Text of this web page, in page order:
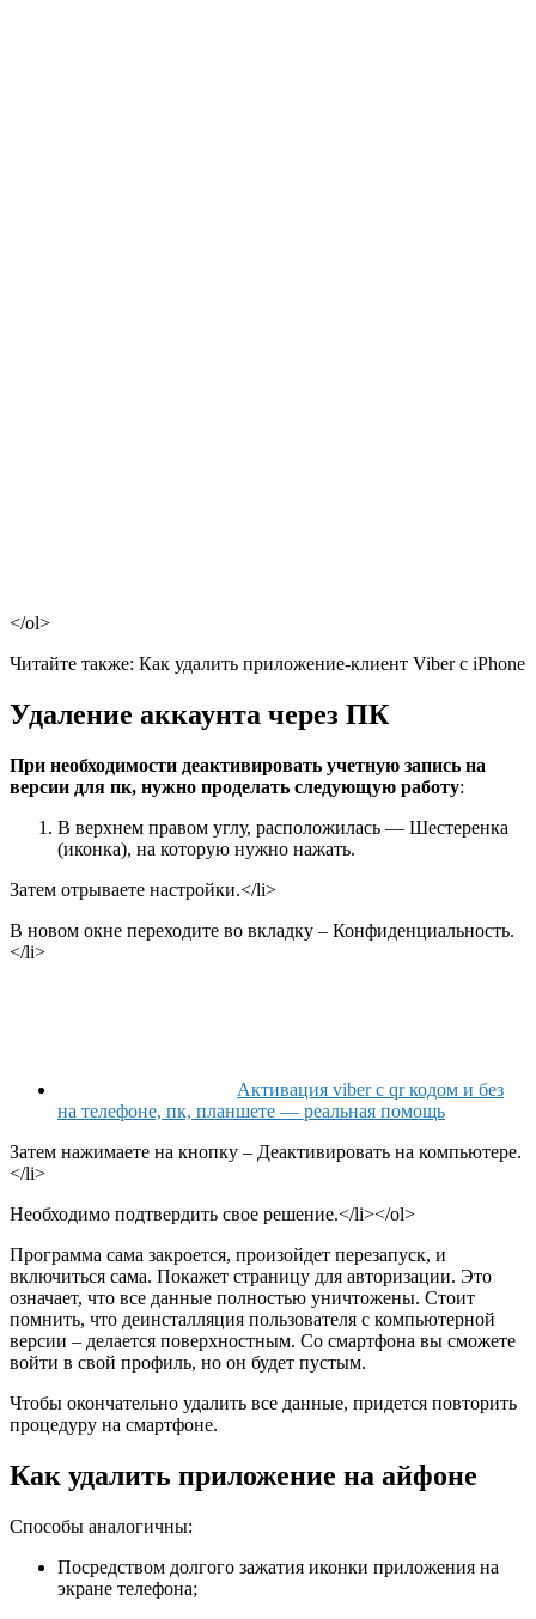
</ol>
Читайте также: Как удалить приложение-клиент Viber c iPhone
Удаление аккаунта через ПК
При необходимости деактивировать учетную запись на
версии для пк, нужно проделать следующую работу:
В верхнем правом углу, расположилась — Шестеренка
(иконка), на которую нужно нажать.
Затем отрываете настройки.</li>
В новом окне переходите во вкладку – Конфиденциальность.
</li>
Активация viber с qr кодом и без
на телефоне, пк, планшете — реальная помощь
Затем нажимаете на кнопку – Деактивировать на компьютере.
</li>
Необходимо подтвердить свое решение.</li></ol>
Программа сама закроется, произойдет перезапуск, и
включиться сама. Покажет страницу для авторизации. Это
означает, что все данные полностью уничтожены. Стоит
помнить, что деинсталляция пользователя с компьютерной
версии – делается поверхностным. Со смартфона вы сможете
войти в свой профиль, но он будет пустым.
Чтобы окончательно удалить все данные, придется повторить
процедуру на смартфоне.
Как удалить приложение на айфоне
Способы аналогичны:
Посредством долгого зажатия иконки приложения на
экране телефона;